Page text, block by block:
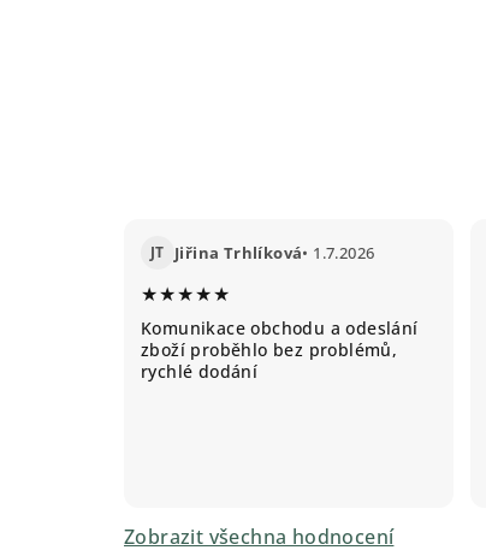
JT Jiřina Trhlíková• 1.7.2026
★★★★★
Komunikace obchodu a odeslání
zboží proběhlo bez problémů,
rychlé dodání
Zobrazit všechna hodnocení